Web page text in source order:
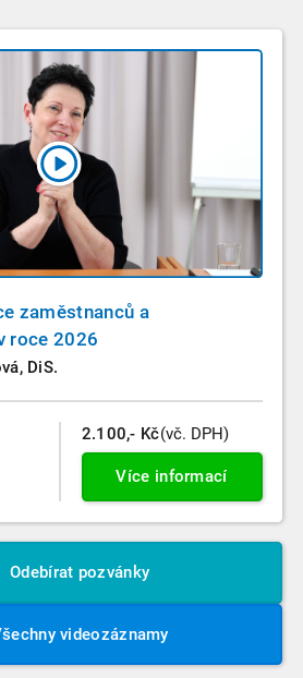
zaměstnanců a
roce 2026
DiS.
2.100,- Kč(vč. DPH)
Více informací
Odebírat pozvánky
videozáznamy